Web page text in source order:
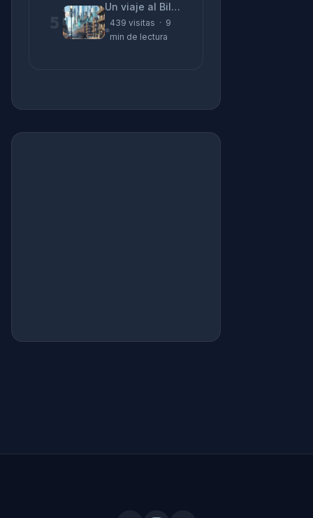
Un viaje al Bilbao de 2026 con sabor a 1895
439 visitas · 9
min de lectura